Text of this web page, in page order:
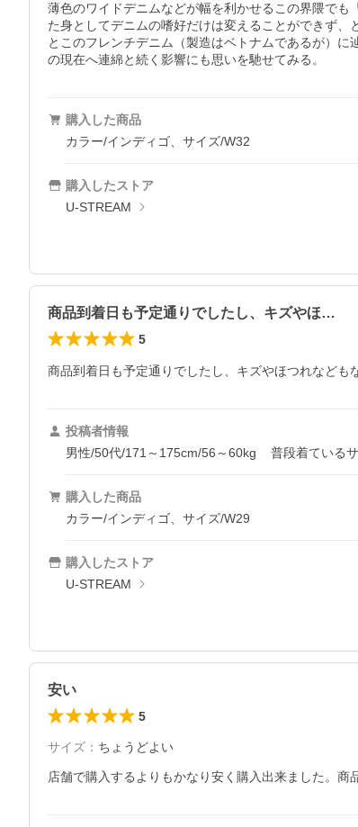
薄色のワイドデニムなどが幅を利かせるこの界隈で
た身としてデニムの嗜好だけは変えることができず
とこのフレンチデニム（製造はベトナムであるが）
の現在へ連綿と続く影響にも思いを馳せてみる。
購入した商品
カラー/インディゴ、サイズ/W32
購入したストア
U-STREAM
商品到着日も予定通りでしたし、キズやほ…
5
商品到着日も予定通りでしたし、キズやほつれなども
投稿者情報
男性/50代/171～175cm/56～60kg
普段着ている
購入した商品
カラー/インディゴ、サイズ/W29
購入したストア
U-STREAM
安い
5
サイズ ： ちょうどよい
店舗で購入するよりもかなり安く購入出来ました。商